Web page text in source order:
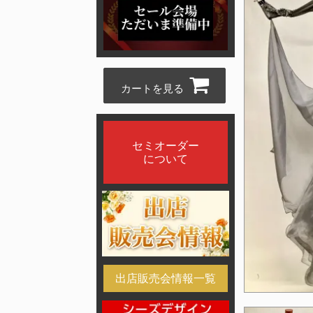
カートを見る
セミオーダー
について
出店販売会情報一覧